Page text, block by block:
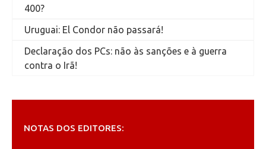
400?
Uruguai: El Condor não passará!
Declaração dos PCs: não às sanções e à guerra
contra o Irã!
NOTAS DOS EDITORES: